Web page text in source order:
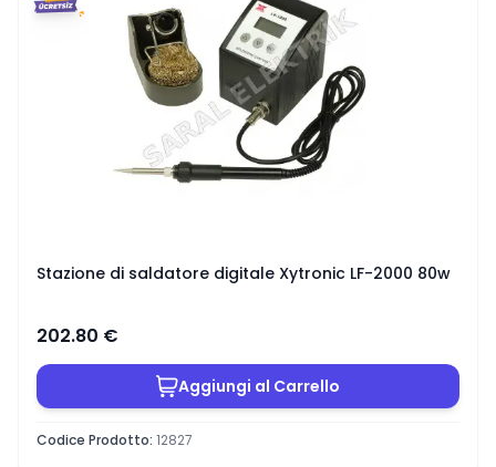
Stazione di saldatore digitale Xytronic LF-2000 80w
202.80 €
Aggiungi al Carrello
Codice Prodotto: 12827